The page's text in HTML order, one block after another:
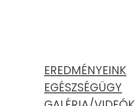
EREDMÉNYEINK
EGÉSZSÉGÜGY